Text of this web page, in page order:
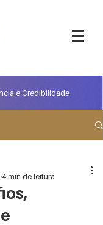
e Credibilidade
4 min de leitura